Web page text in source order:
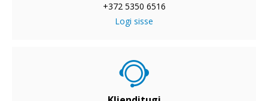
+372 5350 6516
Logi sisse